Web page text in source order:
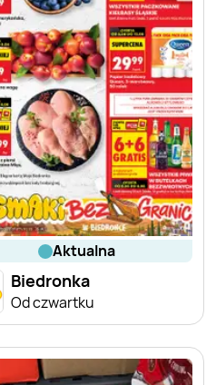
aktualna
Biedronka
Od czwartku